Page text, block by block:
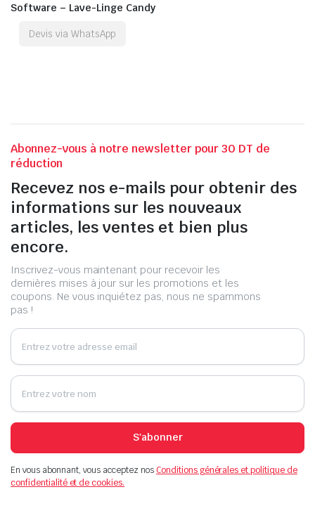
Software – Lave-Linge Candy
Devis via WhatsApp
Abonnez-vous à notre newsletter pour 30 DT de
réduction
Recevez nos e-mails pour obtenir des
informations sur les nouveaux
articles, les ventes et bien plus
encore.
Inscrivez-vous maintenant pour recevoir les
dernières mises à jour sur les promotions et les
coupons. Ne vous inquiétez pas, nous ne spammons
pas !
S'abonner
En vous abonnant, vous acceptez nosConditions générales et politique de
confidentialité et de cookies.